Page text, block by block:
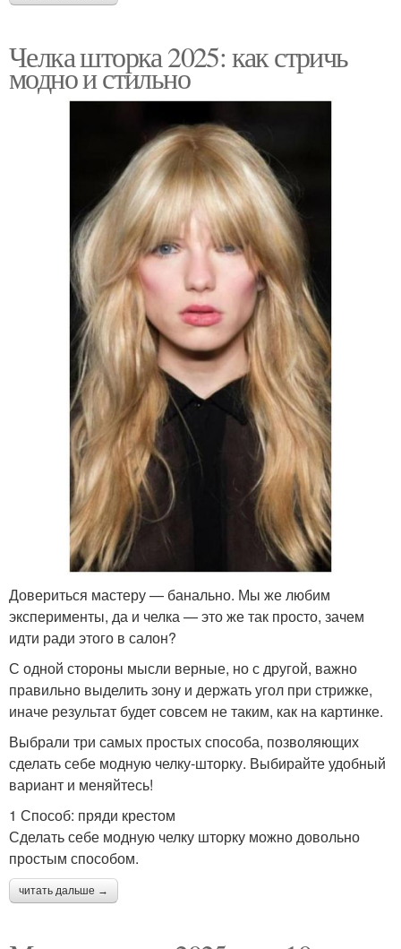
Челка шторка 2025: как стричь
модно и стильно
Довериться мастеру — банально. Мы же любим
эксперименты, да и челка — это же так просто, зачем
идти ради этого в салон?
С одной стороны мысли верные, но с другой, важно
правильно выделить зону и держать угол при стрижке,
иначе результат будет совсем не таким, как на картинке.
Выбрали три самых простых способа, позволяющих
сделать себе модную челку-шторку. Выбирайте удобный
вариант и меняйтесь!
1 Способ: пряди крестом
Сделать себе модную челку шторку можно довольно
простым способом.
читать дальше →